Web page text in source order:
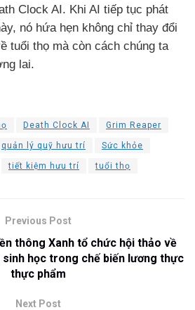
Clock AI. Khi AI tiếp tục phát
nó hứa hẹn không chỉ thay đổi
tuổi thọ mà còn cách chúng ta
lai.
Death Clock AI Grim Reaper
quản lý quỹ hưu trí Sức khỏe
tiết kiệm hưu trí tuổi thọ
Previous Post
thông Xanh tổ chức hội thảo về
học trong chế biến lương thực
thực phẩm
Next Post